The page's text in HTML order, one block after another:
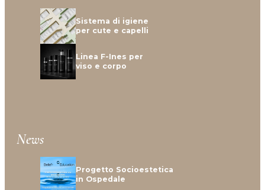
Sistema di igiene
per cute e capelli
Linea F-Ines per
viso e corpo
News
Progetto Socioestetica
in Ospedale